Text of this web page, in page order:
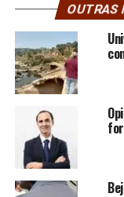
OUTRAS